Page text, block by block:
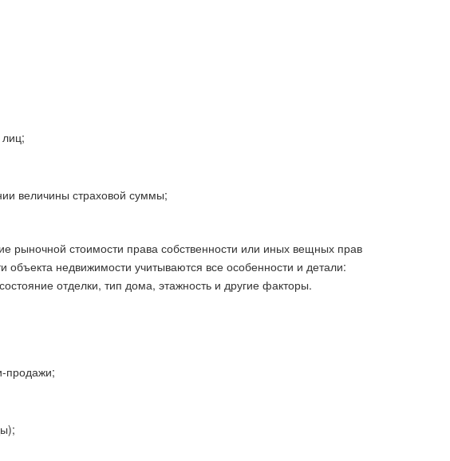
величины страховой суммы;
рыночной стоимости права собственности или иных вещных прав
недвижимости учитываются все особенности и детали:
отделки, тип дома, этажность и другие факторы.
продажи;